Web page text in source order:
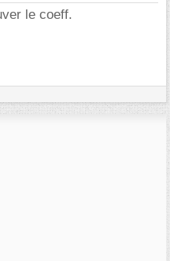
le coeff.